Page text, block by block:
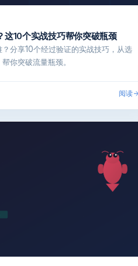
这10个实战技巧帮你突破瓶颈
分享10个经过验证的实战技巧，从选
你突破流量瓶颈。
阅读